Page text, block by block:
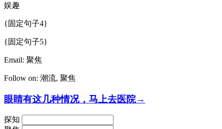
娱趣
{固定句子4}
{固定句子5}
Email: 聚焦
Follow on: 潮流, 聚焦
眼睛有这几种情况，马上去医院→
探知